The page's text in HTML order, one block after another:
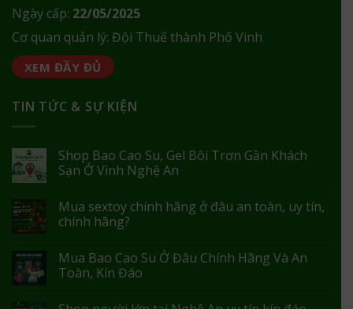
Ngày cấp: 22/05/2025
Cơ quan quản lý: Đội Thuế thành Phố Vinh
XEM ĐẦY ĐỦ
TIN TỨC & SỰ KIỆN
Shop Bao Cao Su, Gel Bôi Trơn Gần Khách
Sạn Ở Vinh Nghệ An
Mua sextoy chính hãng ở đâu an toàn, uy tín,
chính hãng?
Mua Bao Cao Su Ở Đâu Chính Hãng Và An
Toàn, Kín Đáo